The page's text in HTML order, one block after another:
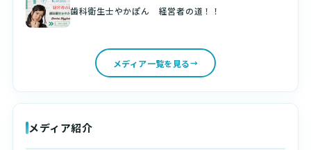
歯科衛生士やかぽん 経営者の道！！
メディア一覧を見る
メディア紹介